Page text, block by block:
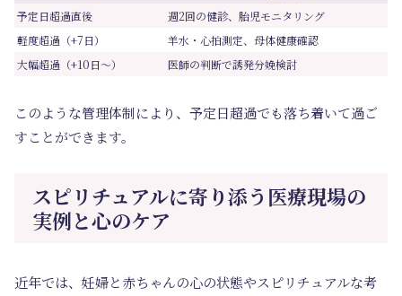
予定日超過直後
週2回の健診、胎児モニタリング
軽度超過（+7日）
羊水・心拍測定、母体健康確認
大幅超過（+10日～）
医師の判断で誘発分娩検討
このような管理体制により、予定日超過でも落ち着いて過ご
すことができます。
スピリチュアルに寄り添う医療現場の
実例と心のケア
近年では、妊婦と赤ちゃんの心の状態やスピリチュアルな考